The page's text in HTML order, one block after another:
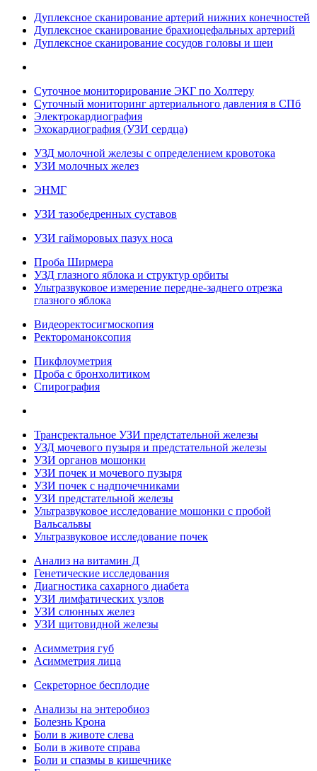
Дуплексное сканирование артерий нижних конечностей
Дуплексное сканирование брахиоцефальных артерий
Дуплексное сканирование сосудов головы и шеи
Суточное мониторирование ЭКГ по Холтеру
Суточный мониторинг артериального давления в СПб
Электрокардиография
Эхокардиография (УЗИ сердца)
УЗД молочной железы с определением кровотока
УЗИ молочных желез
ЭНМГ
УЗИ тазобедренных суставов
УЗИ гайморовых пазух носа
Проба Ширмера
УЗД глазного яблока и структур орбиты
Ультразвуковое измерение передне-заднего отрезка
глазного яблока
Видеоректосигмоскопия
Ректороманоксопия
Пикфлоуметрия
Проба с бронхолитиком
Спирография
Трансректальное УЗИ предстательной железы
УЗД мочевого пузыря и предстательной железы
УЗИ органов мошонки
УЗИ почек и мочевого пузыря
УЗИ почек с надпочечниками
УЗИ предстательной железы
Ультразвуковое исследование мошонки с пробой
Вальсальвы
Ультразвуковое исследование почек
Анализ на витамин Д
Генетические исследования
Диагностика сахарного диабета
УЗИ лимфатических узлов
УЗИ слюнных желез
УЗИ щитовидной железы
Асимметрия губ
Асимметрия лица
Секреторное бесплодие
Анализы на энтеробиоз
Болезнь Крона
Боли в животе слева
Боли в животе справа
Боли и спазмы в кишечнике